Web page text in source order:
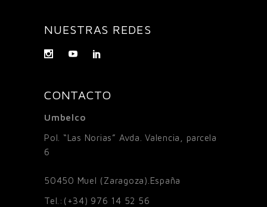
NUESTRAS REDES
CONTACTO
Umbelco
Pol. “Las Norias” Avda. Valencia, parcela
6
50450 Muel (Zaragoza).España
Tel.: (+34) 976 14 52 56